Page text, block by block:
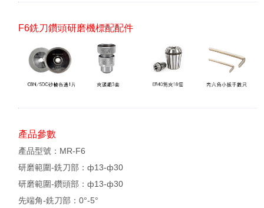
F6銑刀鑽頭研磨機標配配件
產品參數
產品型號：MR-F6
研磨範圍-銑刀部：ф13-ф30
研磨範圍-鑽頭部：ф13-ф30
先端角-銑刀部：0°-5°